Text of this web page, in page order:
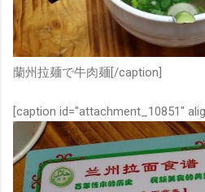
蘭州拉麺で牛肉麺[/caption]
[caption id="attachment_10851"